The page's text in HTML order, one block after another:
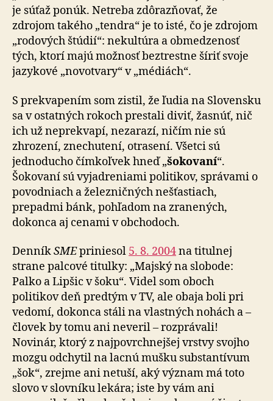
je súťaž ponúk. Netreba zdôrazňovať, že
zdrojom takého „tendra“ je to isté, čo je zdrojom
„rodových štúdií“: nekultúra a obmedzenosť
tých, ktorí majú možnosť beztrestne šíriť svoje
jazykové „novotvary“ v „médiách“.
S prekvapením som zistil, že ľudia na Slovensku
sa v ostatných rokoch prestali diviť, žasnúť, nič
ich už neprekvapí, nezarazí, ničím nie sú
zhrození, znechutení, otrasení. Všetci sú
jednoducho čímkoľvek hneď „šokovaní“.
Šokovaní sú vyjadreniami politikov, správami o
povodniach a železničných nešťastiach,
prepadmi bánk, pohľadom na zranených,
dokonca aj cenami v obchodoch.
DenníkSMEpriniesol 5. 8. 2004na titulnej
strane palcové titulky: „Majský na slobode:
Palko a Lipšic v šoku“. Videl som oboch
politikov deň predtým v TV, ale obaja boli pri
vedomí, dokonca stáli na vlastných nohách a –
človek by tomu ani neveril – rozprávali!
Novinár, ktorý z najpovrchnejšej vrstvy svojho
mozgu odchytil na lacnú mušku substantívum
„šok“, zrejme ani netuší, aký význam má toto
slovo v slovníku lekára; iste by vám ani